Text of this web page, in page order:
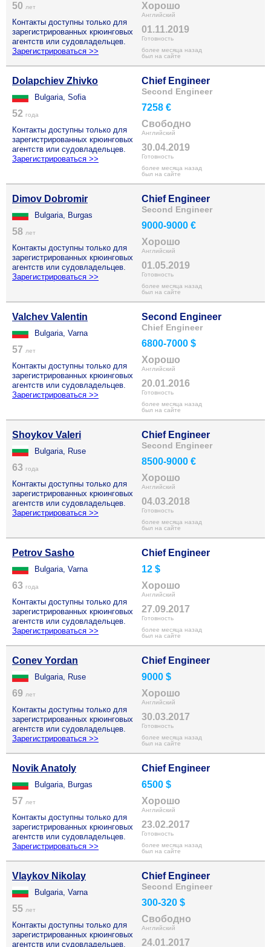
50 лет
Контакты доступны только для
зарегистрированных крюинговых
агентств или судовладельцев.
Зарегистрироваться >>
Хорошо
Английский
01.11.2019
Готовность
более месяца назад
был на сайте
Dolapchiev Zhivko
Bulgaria, Sofia
52 года
Контакты доступны только для
зарегистрированных крюинговых
агентств или судовладельцев.
Зарегистрироваться >>
Chief Engineer
Second Engineer
7258 €
Свободно
Английский
30.04.2019
Готовность
более месяца назад
был на сайте
Dimov Dobromir
Bulgaria, Burgas
58 лет
Контакты доступны только для
зарегистрированных крюинговых
агентств или судовладельцев.
Зарегистрироваться >>
Chief Engineer
Second Engineer
9000-9000 €
Хорошо
Английский
01.05.2019
Готовность
более месяца назад
был на сайте
Valchev Valentin
Bulgaria, Varna
57 лет
Контакты доступны только для
зарегистрированных крюинговых
агентств или судовладельцев.
Зарегистрироваться >>
Second Engineer
Chief Engineer
6800-7000 $
Хорошо
Английский
20.01.2016
Готовность
более месяца назад
был на сайте
Shoykov Valeri
Bulgaria, Ruse
63 года
Контакты доступны только для
зарегистрированных крюинговых
агентств или судовладельцев.
Зарегистрироваться >>
Chief Engineer
Second Engineer
8500-9000 €
Хорошо
Английский
04.03.2018
Готовность
более месяца назад
был на сайте
Petrov Sasho
Bulgaria, Varna
63 года
Контакты доступны только для
зарегистрированных крюинговых
агентств или судовладельцев.
Зарегистрироваться >>
Chief Engineer
12 $
Хорошо
Английский
27.09.2017
Готовность
более месяца назад
был на сайте
Conev Yordan
Bulgaria, Ruse
69 лет
Контакты доступны только для
зарегистрированных крюинговых
агентств или судовладельцев.
Зарегистрироваться >>
Chief Engineer
9000 $
Хорошо
Английский
30.03.2017
Готовность
более месяца назад
был на сайте
Novik Anatoly
Bulgaria, Burgas
57 лет
Контакты доступны только для
зарегистрированных крюинговых
агентств или судовладельцев.
Зарегистрироваться >>
Chief Engineer
6500 $
Хорошо
Английский
23.02.2017
Готовность
более месяца назад
был на сайте
Vlaykov Nikolay
Bulgaria, Varna
55 лет
Контакты доступны только для
зарегистрированных крюинговых
агентств или судовладельцев.
Chief Engineer
Second Engineer
300-320 $
Свободно
Английский
24.01.2017